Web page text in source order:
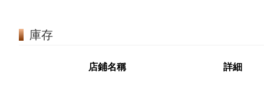
庫存
店鋪名稱 詳細